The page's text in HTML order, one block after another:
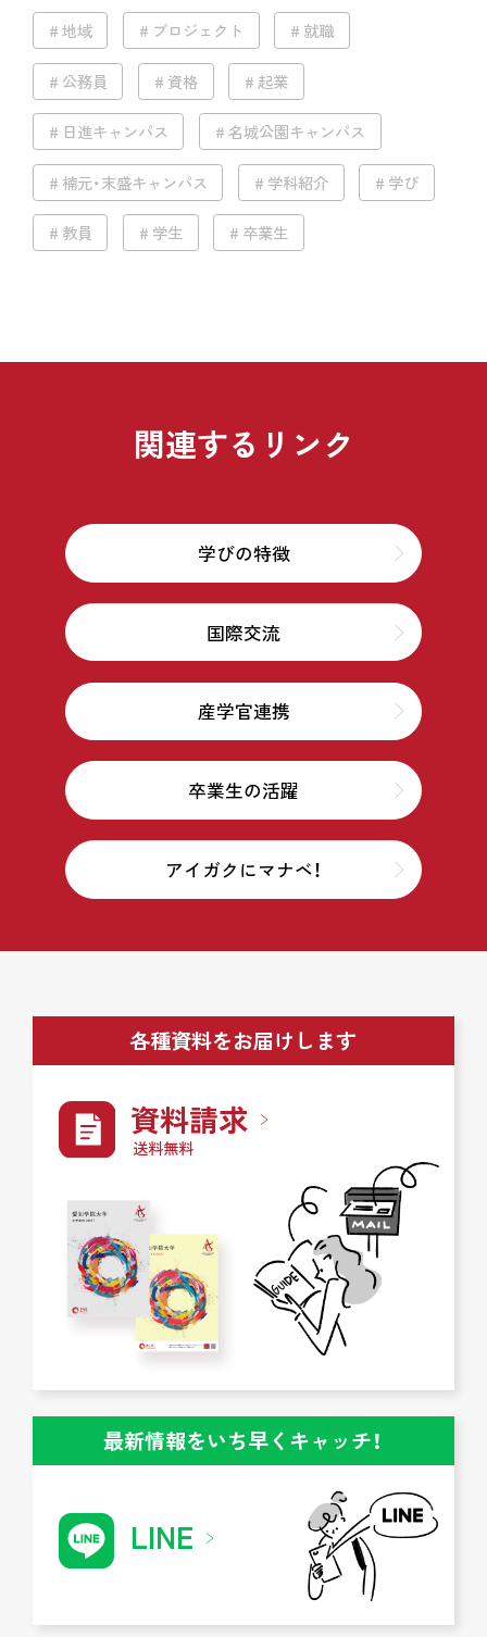
地域 プロジェクト 就職
公務員 資格 起業
日進キャンパス 名城公園キャンパス
楠元・末盛キャンパス 学科紹介 学び
教員 学生 卒業生
関連するリンク
学びの特徴
国際交流
産学官連携
卒業生の活躍
アイガクにマナベ！
各種資料をお届けします
資料請求
送料無料
最新情報をいち早くキャッチ！
LINE